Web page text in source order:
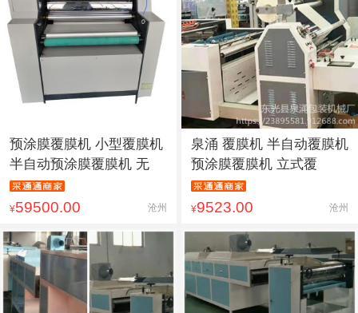
预涂膜覆膜机 小型覆膜机
半自动预涂膜覆膜机 无
¥59500.00 沧州
泉涌 覆膜机 半自动覆膜机
预涂膜覆膜机 立式覆
¥9523.00 沧州